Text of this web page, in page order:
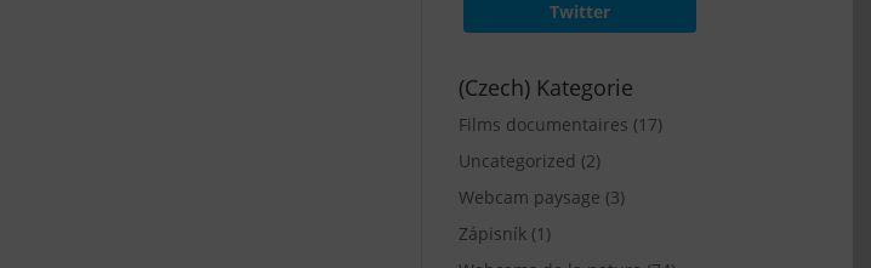
Twitter
(Czech) Kategorie
Films documentaires (17)
Uncategorized (2)
Webcam paysage (3)
Zápisník (1)